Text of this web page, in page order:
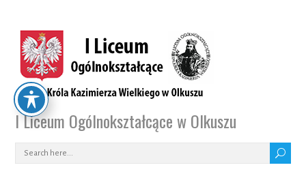
I Liceum Ogólnokształcące w Olkuszu